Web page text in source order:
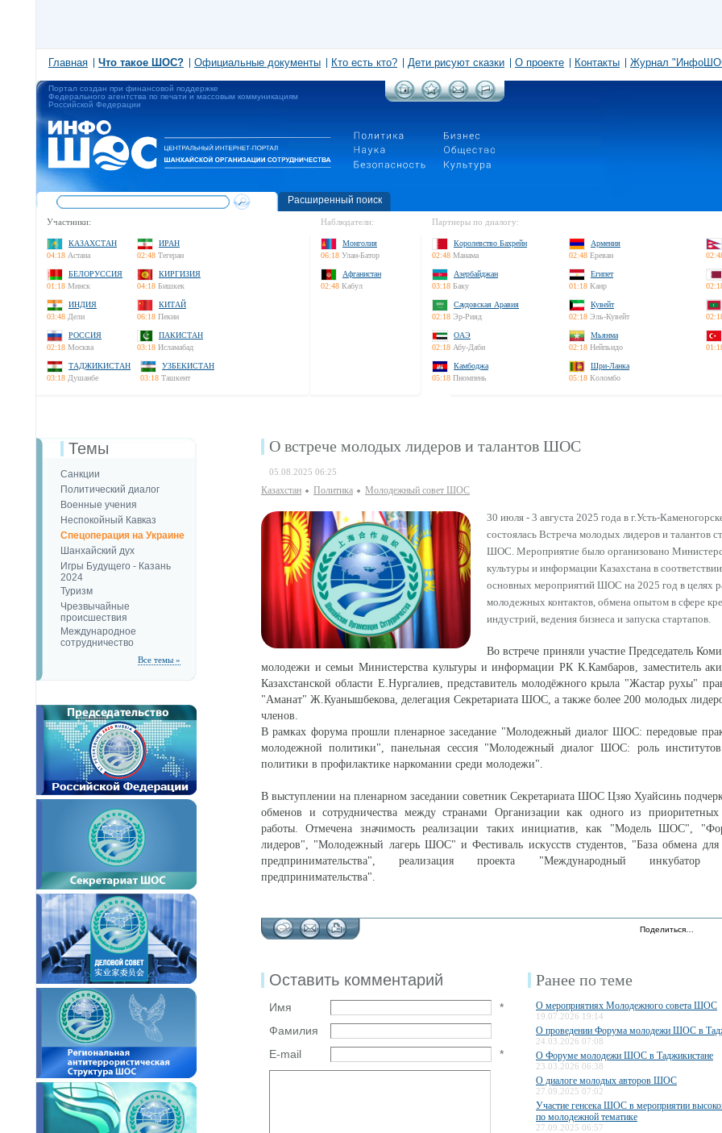
Главная Что такое ШОС? Официальные документы Кто есть кто? Дети рисуют сказки О проекте Контакты Журнал
Портал создан при финансовой поддержке
Федерального агентства по печати и массовым коммуникациям
Российской Федерации
Расширенный поиск
Участники:
КАЗАХСТАН
04:18 Астана
ИРАН
02:48 Тегеран
БЕЛОРУССИЯ
01:18 Минск
КИРГИЗИЯ
04:18 Бишкек
ИНДИЯ
03:48 Дели
КИТАЙ
06:18 Пекин
РОССИЯ
02:18 Москва
ПАКИСТАН
03:18 Исламабад
ТАДЖИКИСТАН
03:18 Душанбе
УЗБЕКИСТАН
03:18 Ташкент
Наблюдатели:
Монголия
06:18 Улан-Батор
Афганистан
02:48 Кабул
Партнеры по диалогу:
Королевство Бахрейн
02:48 Манама
Армения
02:48 Ереван
Азербайджан
03:18 Баку
Египет
01:18 Каир
Саудовская Аравия
02:18 Эр-Рияд
Кувейт
02:18 Эль-Кувейт
ОАЭ
02:18 Абу-Даби
Мьянма
02:18 Нейпьидо
Камбоджа
05:18 Пномпень
Шри-Ланка
05:18 Коломбо
Темы
Санкции
Политический диалог
Военные учения
Неспокойный Кавказ
Спецоперация на Украине
Шанхайский дух
Игры Будущего - Казань
2024
Туризм
Чрезвычайные
происшествия
Международное
сотрудничество
Все темы »
О встрече молодых лидеров и талантов ШОС
05.08.2025 06:25
Казахстан Политика Молодежный совет ШОС
30 июля - 3 августа 2025 года в г.Усть-
состоялась Встреча молодых лидеров и талантов
ШОС. Мероприятие было организовано
культуры и информации Казахстана в
основных мероприятий ШОС на 2025 год в целях
молодежных контактов, обмена опытом в сфере
индустрий, ведения бизнеса и запуска стартапов.
Во встрече приняли участие Председатель
молодежи и семьи Министерства культуры и информации РК К.Камбаров, заместитель
Казахстанской области Е.Нургалиев, представитель молодёжного крыла "Жастар рухы"
"Аманат" Ж.Куанышбекова, делегация Секретариата ШОС, а также более 200 молодых
членов.
В рамках форума прошли пленарное заседание "Молодежный диалог ШОС: передовые
молодежной политики", панельная сессия "Молодежный диалог ШОС: роль
политики в профилактике наркомании среди молодежи".
В выступлении на пленарном заседании советник Секретариата ШОС Цзяо Хуайсинь
обменов и сотрудничества между странами Организации как одного из приоритетных
работы. Отмечена значимость реализации таких инициатив, как "Модель ШОС",
лидеров", "Молодежный лагерь ШОС" и Фестиваль искусств студентов, "База обмена для
предпринимательства", реализация проекта "Международный инкубатор
предпринимательства".
Поделиться…
Оставить комментарий
Имя
*
Фамилия
E-mail
*
Ранее по теме
О мероприятиях Молодежного совета ШОС
19.07.2026 19:14
О проведении Форума молодежи ШОС в
24.03.2026 07:08
О Форуме молодежи ШОС в Таджикистане
23.03.2026 06:38
О диалоге молодых авторов ШОС
27.09.2025 07:02
Участие генсека ШОС в мероприятии
по молодежной тематике
27.09.2025 06:57